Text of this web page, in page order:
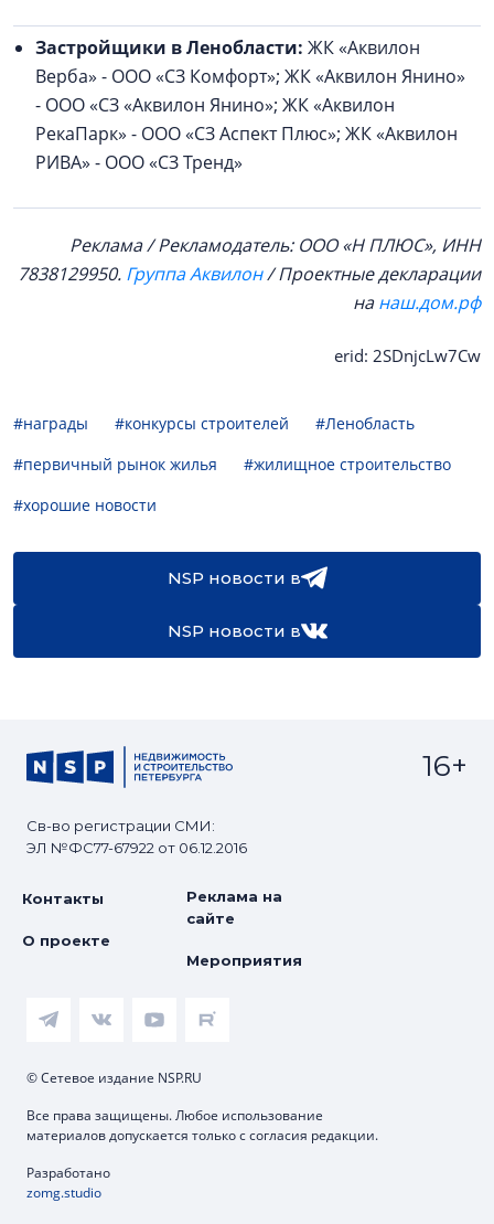
Застройщики в Ленобласти: ЖК «Аквилон
Верба» - ООО «СЗ Комфорт»; ЖК «Аквилон Янино»
- ООО «СЗ «Аквилон Янино»; ЖК «Аквилон
РекаПарк» - ООО «СЗ Аспект Плюс»; ЖК «Аквилон
РИВА» - ООО «СЗ Тренд»
Реклама / Рекламодатель: ООО «Н ПЛЮС», ИНН
7838129950. Группа Аквилон/ Проектные декларации
нанаш.дом.рф
erid: 2SDnjcLw7Cw
#награды #конкурсы строителей
#Ленобласть
#первичный рынок жилья
#жилищное строительство
#хорошие новости
NSP новости в
NSP новости в
Св-во регистрации СМИ:
ЭЛ №ФС77-67922 от 06.12.2016
16+
Контакты
О проекте
Реклама на
сайте
Мероприятия
© Сетевое издание NSP.RU
Все права защищены. Любое использование
материалов допускается только с согласия редакции.
Разработано
zomg.studio